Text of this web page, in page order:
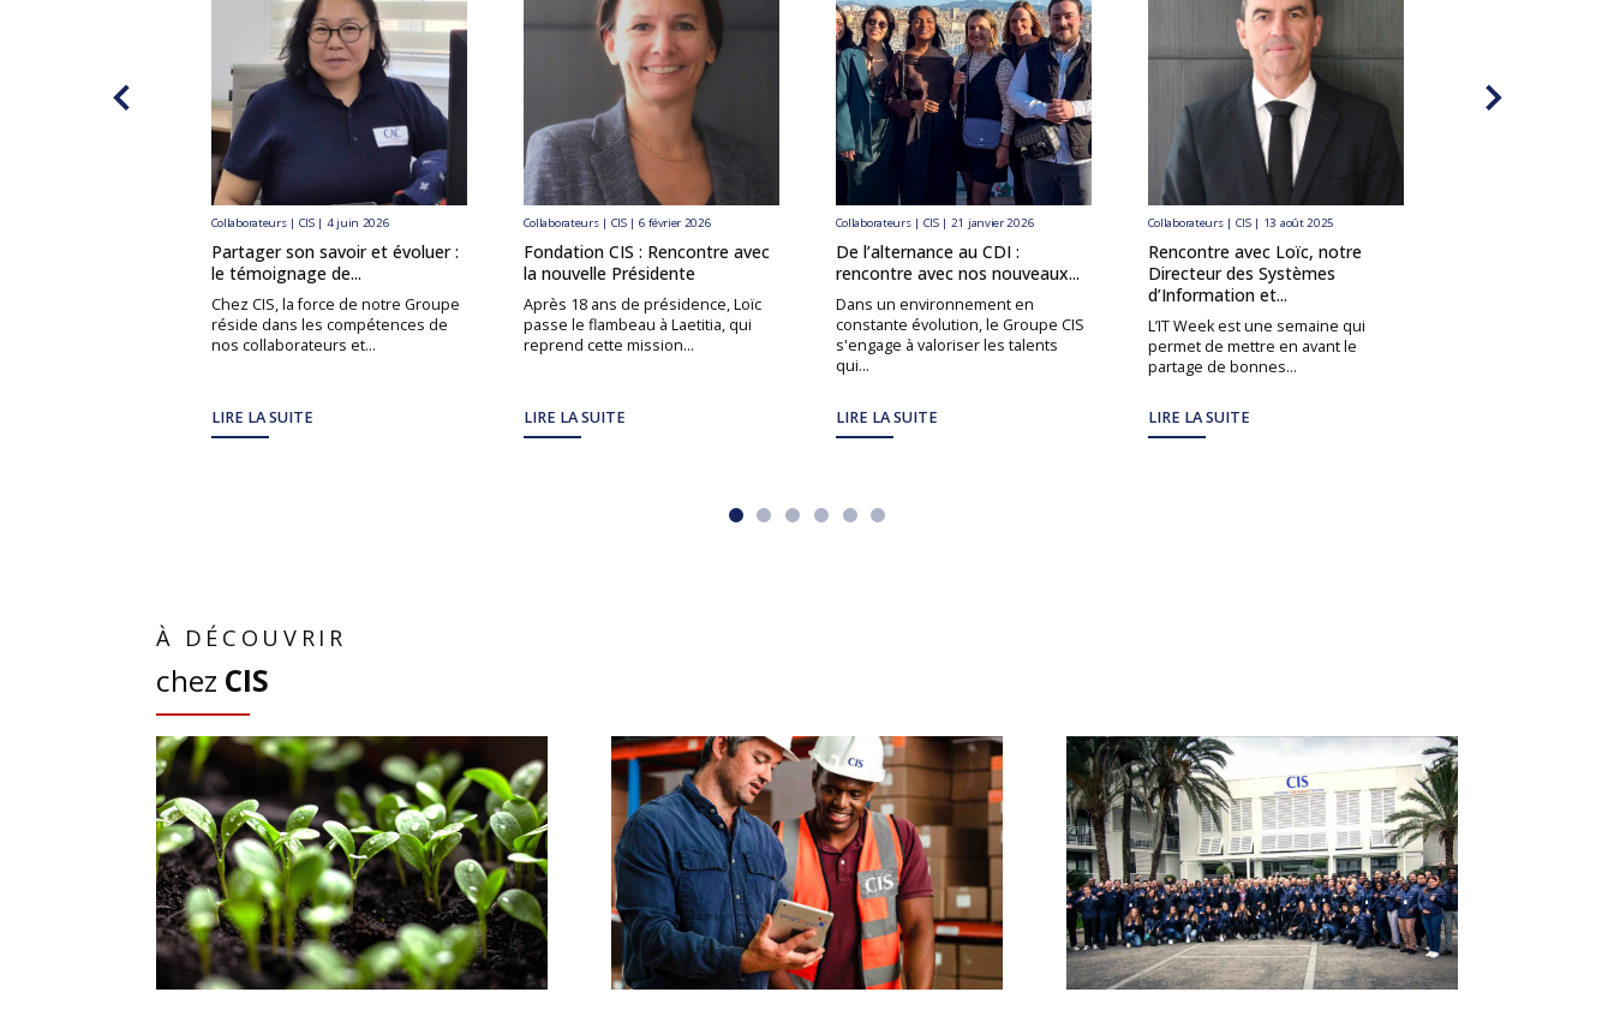
Collaborateurs | CIS | 4 juin 2026
Partager son savoir et évoluer :
le témoignage de...
Chez CIS, la force de notre Groupe
réside dans les compétences de
nos collaborateurs et...
LIRE LA SUITE
Collaborateurs | CIS | 6 février 2026
Fondation CIS : Rencontre avec
la nouvelle Présidente
Après 18 ans de présidence, Loïc
passe le flambeau à Laetitia, qui
reprend cette mission...
LIRE LA SUITE
Collaborateurs | CIS | 21 janvier 2026
De l’alternance au CDI :
rencontre avec nos nouveaux...
Dans un environnement en
constante évolution, le Groupe CIS
s'engage à valoriser les talents
qui...
LIRE LA SUITE
Collaborateurs | CIS | 13 août 2025
Rencontre avec Loïc, notre
Directeur des Systèmes
d’Information et...
L’IT Week est une semaine qui
permet de mettre en avant le
partage de bonnes...
LIRE LA SUITE
À DÉCOUVRIR
chez CIS